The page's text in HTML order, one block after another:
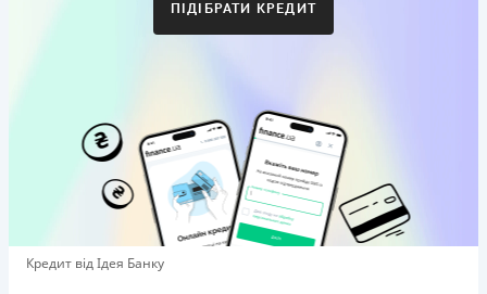
Коли друг реєструється та отримує перший кредит
Бронзовий призер FinAwards 2026 «Найкраща програма
лояльності»
Перший займ
вiд 0,01%/день до 30 000 ₴
Повторний займ
ПІДІБРАТИ КРЕДИТ
Кредит від Ідея Банку